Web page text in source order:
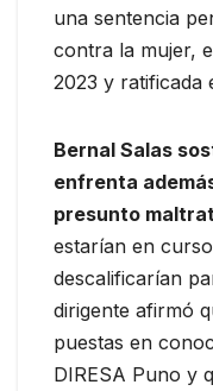
una sentencia
contra la mujer,
2023 y ratificada
Bernal Salas
enfrenta
presunto
estarían en
descalificarían
dirigente afirmó
puestas en
DIRESA Puno y